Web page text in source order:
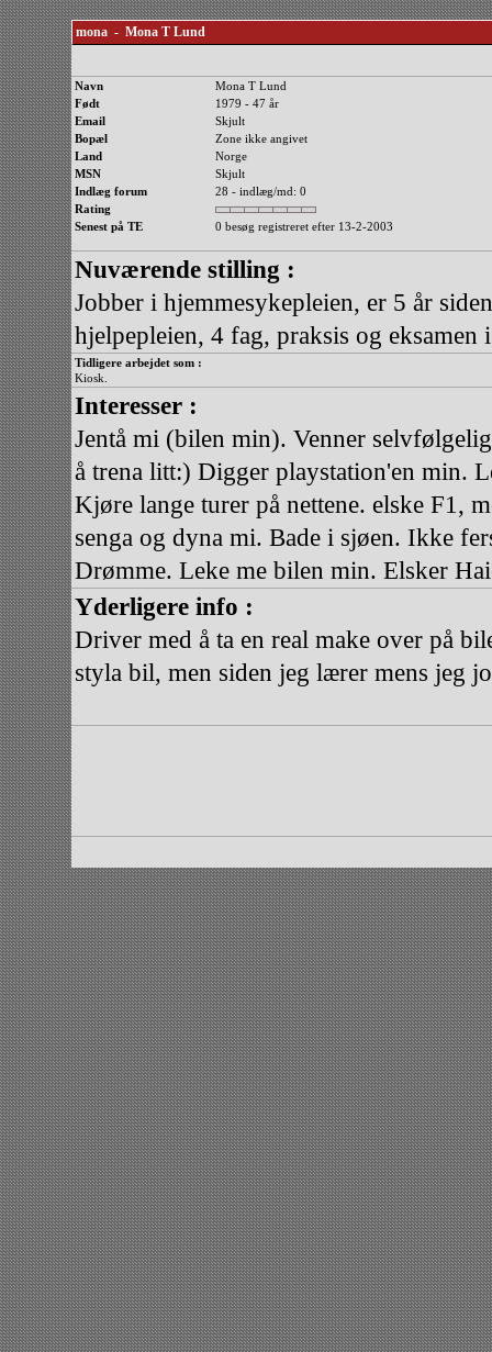
mona - Mona T Lund
Navn
Mona T Lund
Født
1979 - 47 år
Email
Skjult
Bopæl
Zone ikke angivet
Land
Norge
MSN
Skjult
Indlæg forum
28 - indlæg/md: 0
Rating
Senest på TE
0 besøg registreret efter 13-2-2003
Nuværende stilling :
Jobber i hjemmesykepleien, er 5 år
hjelpepleien, 4 fag, praksis og eksamen
Tidligere arbejdet som :
Kiosk.
Interesser :
Jentå mi (bilen min). Venner
å trena litt:) Digger playstation'en min.
Kjøre lange turer på nettene. elske F1,
senga og dyna mi. Bade i sjøen. Ikke
Drømme. Leke me bilen min. Elsker
Yderligere info :
Driver med å ta en real make over på
styla bil, men siden jeg lærer mens jeg